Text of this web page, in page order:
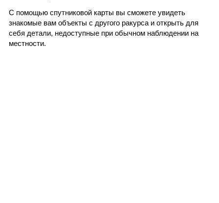
С помощью спутниковой карты вы сможете увидеть
знакомые вам объекты с другого ракурса и открыть для
себя детали, недоступные при обычном наблюдении на
местности.